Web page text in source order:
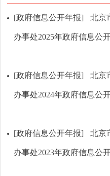
[政府信息公开年报] 北京
办事处2025年政府信息公
[政府信息公开年报] 北京
办事处2024年政府信息公
[政府信息公开年报] 北京
办事处2023年政府信息公